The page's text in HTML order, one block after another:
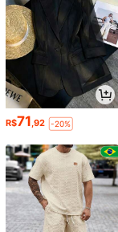
R$71,92 -20%